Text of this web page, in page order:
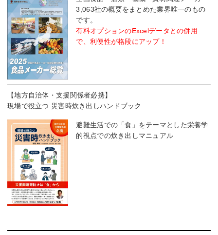
3,063社の概要をまとめた業界唯一のもの
です。
有料オプションのExcelデータとの併用
で、利便性が格段にアップ！
【地方自治体・支援関係者必携】
現場で役立つ 災害時炊き出しハンドブック
避難生活での「食」をテーマとした栄養学
的視点での炊き出しマニュアル